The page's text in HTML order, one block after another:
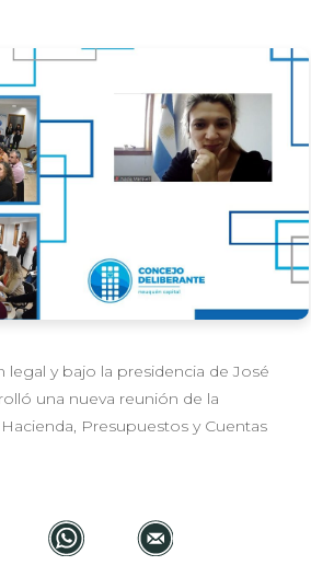
legal y bajo la presidencia de José
una nueva reunión de la
Presupuestos y Cuentas